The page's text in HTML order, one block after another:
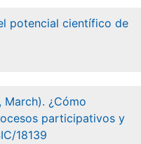
potencial científico de
March). ¿Cómo
participativos y
18139